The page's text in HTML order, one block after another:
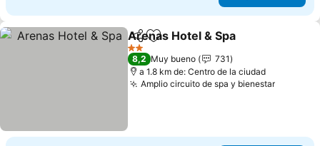
CompartirAgregar a favoritos
Arenas Hotel & Spa
2 Estrellas
8,2 Muy bueno
731
a 1.8 km de: Centro de la ciudad
Amplio circuito de spa y bienestarVer